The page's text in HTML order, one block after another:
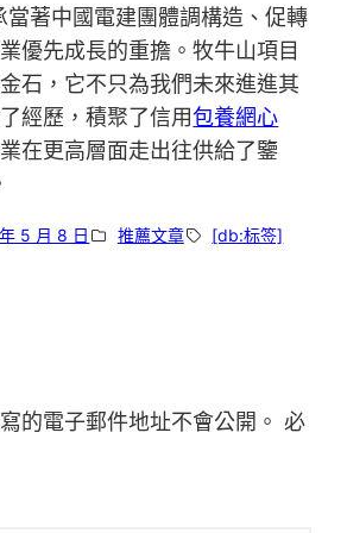
著中國電建團體調構造、促轉
優先成長的重擔。牧牛山項目
石，它不只為我們未來進進其
經歷，積聚了信用包養網心
在更高層面走出往供給了鑒
5 月 8 日 推薦文章 [db:标签]
的電子郵件地址不會公開。 必